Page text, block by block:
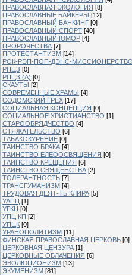
ПРАВОСЛАВНАЯ ЭКОЛОГИЯ [8]
ПРАВОСЛАВНЫЕ БАЙКЕРЫ [12]
ПРАВОСЛАВНЫЙ БАНКИНГ [0]
ПРАВОСЛАВНЫЙ СПОРТ [40]
ПРАВОСЛАВНЫЙ ЮМОР [4]
ПРОРОЧЕСТВА [7]
ПРОТЕСТАНТИЗМ [14]
РОК-РЭП-ПОП-ДЭНС-МИССИОНЕРСТВО
РПЦЗ [0]
РПЦЗ (А) [0]
СКАУТЫ [2]
СОВРЕМЕННЫЕ ХРАМЫ [4]
СОДОМСКИЙ ГРЕХ [17]
СОЦИАЛЬНАЯ КОНЦЕПЦИЯ [0]
СОЦИАЛЬНОЕ ХРИСТИАНСТВО [1]
СТАРООБРЯДЧЕСТВО [4]
СТЯЖАТЕЛЬСТВО [6]
ТАБАКОКУРЕНИЕ [0]
ТАИНСТВО БРАКА [4]
ТАИНСТВО ЕЛЕООСВЯЩЕНИЯ [0]
ТАИНСТВО КРЕЩЕНИЯ [6]
ТАИНСТВО СВЯЩЕНСТВА [2]
ТОЛЕРАНТНОСТЬ [7]
ТРАНСГУМАНИЗМ [4]
ТРУДОВАЯ ДЕЯТ-ТЬ КЛИРА [5]
УАПЦ [1]
УГКЦ [0]
УПЦ КП [2]
УПЦК [0]
УРАНОПОЛИТИЗМ [11]
ФИНСКАЯ ПРАВОСЛАВНАЯ ЦЕРКОВЬ [0]
ЦЕРКОВНАЯ ЦЕНЗУРА [1]
ЦЕРКОВНЫЕ ОБЛАЧЕНИЯ [6]
ЭВОЛЮЦИОНИЗМ [13]
ЭКУМЕНИЗМ [81]